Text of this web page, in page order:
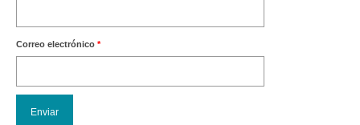
Correo electrónico *